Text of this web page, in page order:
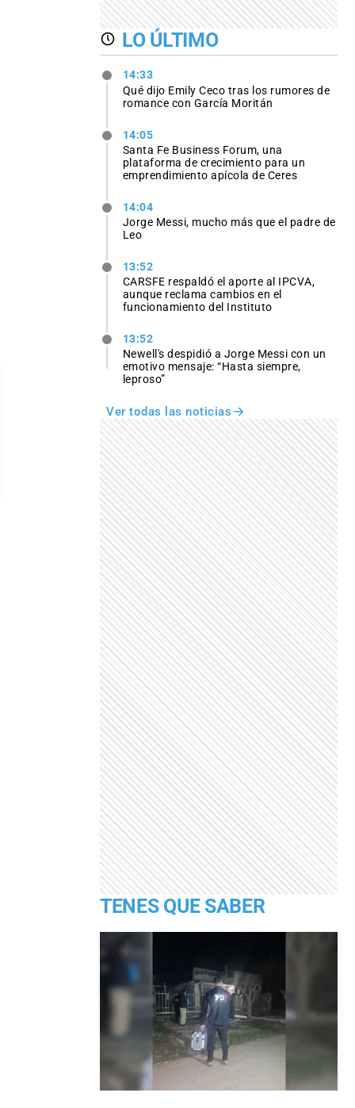
LO ÚLTIMO
14:33
Qué dijo Emily Ceco tras los rumores de
romance con García Moritán
14:05
Santa Fe Business Forum, una
plataforma de crecimiento para un
emprendimiento apícola de Ceres
14:04
Jorge Messi, mucho más que el padre de
Leo
13:52
CARSFE respaldó el aporte al IPCVA,
aunque reclama cambios en el
funcionamiento del Instituto
13:52
Newell's despidió a Jorge Messi con un
emotivo mensaje: “Hasta siempre,
leproso”
Ver todas las noticias
TENES QUE SABER